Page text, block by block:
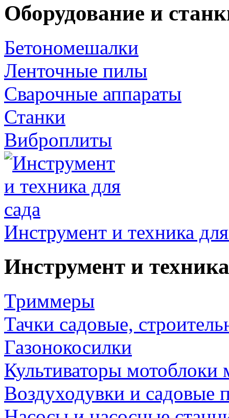
Оборудование и
Бетономешалки
Ленточные пилы
Сварочные аппараты
Станки
Виброплиты
Инструмент и техника
Инструмент и
Триммеры
Тачки садовые,
Газонокосилки
Культиваторы мотоблоки
Воздуходувки и садовые